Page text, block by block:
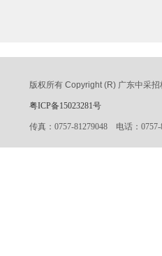
版权所有 Copyright (R) 广东中采招
粤ICP备15023281号
传真：0757-81279048 电话：